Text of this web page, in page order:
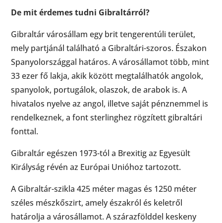
De mit érdemes tudni Gibraltárról?
Gibraltár városállam egy brit tengerentúli terület,
mely partjánál található a Gibraltári-szoros. Északon
Spanyolországgal határos. A városállamot több, mint
33 ezer fő lakja, akik között megtalálhatók angolok,
spanyolok, portugálok, olaszok, de arabok is. A
hivatalos nyelve az angol, illetve saját pénznemmel is
rendelkeznek, a font sterlinghez rögzített gibraltári
fonttal.
Gibraltár egészen 1973-tól a Brexitig az Egyesült
Királyság révén az Európai Unióhoz tartozott.
A Gibraltár-szikla 425 méter magas és 1250 méter
széles mészkőszirt, amely északról és keletről
határolja a városállamot. A szárazfölddel keskeny